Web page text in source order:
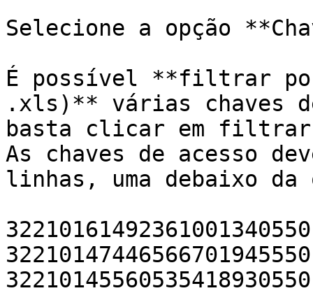
Selecione a opção
É possível **filtrar
.xls)** várias chaves
basta clicar em
As chaves de acesso
linhas, uma debaixo